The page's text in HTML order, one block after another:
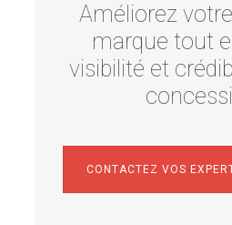
Améliorez
marque tout
visibilité et
CONTACTEZ VOS